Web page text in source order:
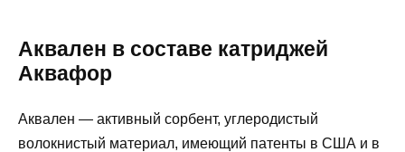
Аквален в составе катриджей
Аквафор
Аквален — активный сорбент, углеродистый
волокнистый материал, имеющий патенты в США и в